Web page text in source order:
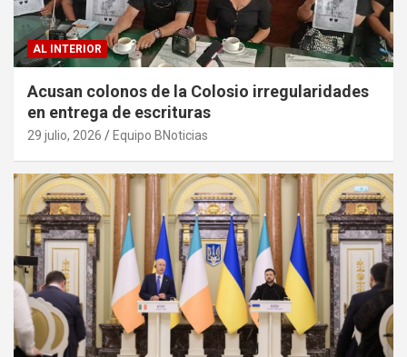
AL INTERIOR
Acusan colonos de la Colosio irregularidades
en entrega de escrituras
29 julio, 2026 Equipo BNoticias